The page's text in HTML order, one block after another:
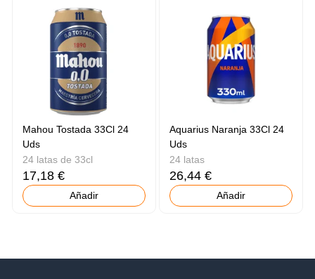
Mahou Tostada 33Cl 24
Uds
24 latas de 33cl
17,18 €
Añadir
Aquarius Naranja 33Cl 24
Uds
24 latas
26,44 €
Añadir